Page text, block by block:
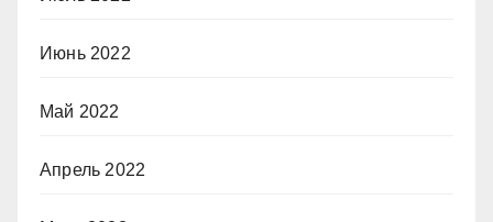
Июнь 2022
Май 2022
Апрель 2022